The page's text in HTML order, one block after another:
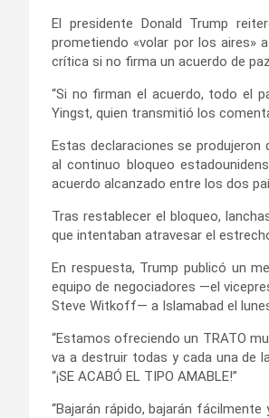
El presidente Donald Trump
prometiendo «volar por los aires»
crítica si no firma un acuerdo de
“Si no firman el acuerdo, todo el
Yingst, quien transmitió los
Estas declaraciones se produjeron
al continuo bloqueo
acuerdo alcanzado entre los dos
Tras restablecer el bloqueo,
que intentaban atravesar el
En respuesta, Trump publicó un
equipo de negociadores —el
Steve Witkoff— a Islamabad el
“Estamos ofreciendo un TRATO
va a destruir todas y cada una de
“¡SE ACABÓ EL TIPO AMABLE!”
“Bajarán rápido, bajarán fácilmente